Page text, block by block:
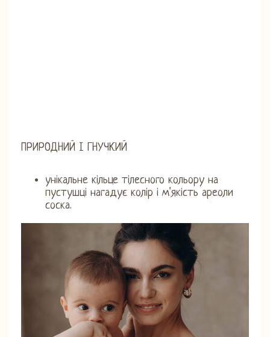
ПРИРОДНИЙ І ГНУЧКИЙ
унікальне кільце тілесного кольору на
пустушці нагадує колір і м'якість ареоли
соска.